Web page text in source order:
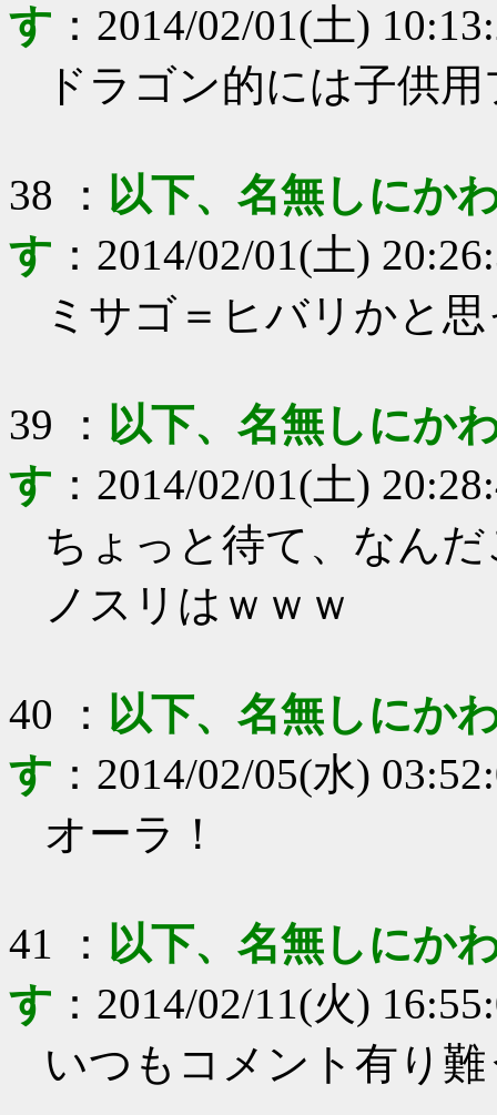
す ： 2014/02/01(土)
ドラゴン的には子供
38 ： 以下、名無しにか
す ： 2014/02/01(土)
ミサゴ＝ヒバリかと
39 ： 以下、名無しにか
す ： 2014/02/01(土)
ちょっと待て、なん
ノスリはｗｗｗ
40 ： 以下、名無しにか
す ： 2014/02/05(水)
オーラ！
41 ： 以下、名無しにか
す ： 2014/02/11(火)
いつもコメント有り